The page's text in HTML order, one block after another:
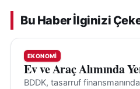
Bu Haber İlginizi
EKONOMI
Ev ve Araç Alımında
BDDK, tasarruf